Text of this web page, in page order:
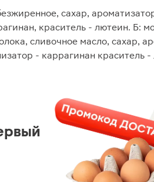
сахар,
краситель - лютеин. Б:
сливочное масло, сахар,
- каррагинан краситель